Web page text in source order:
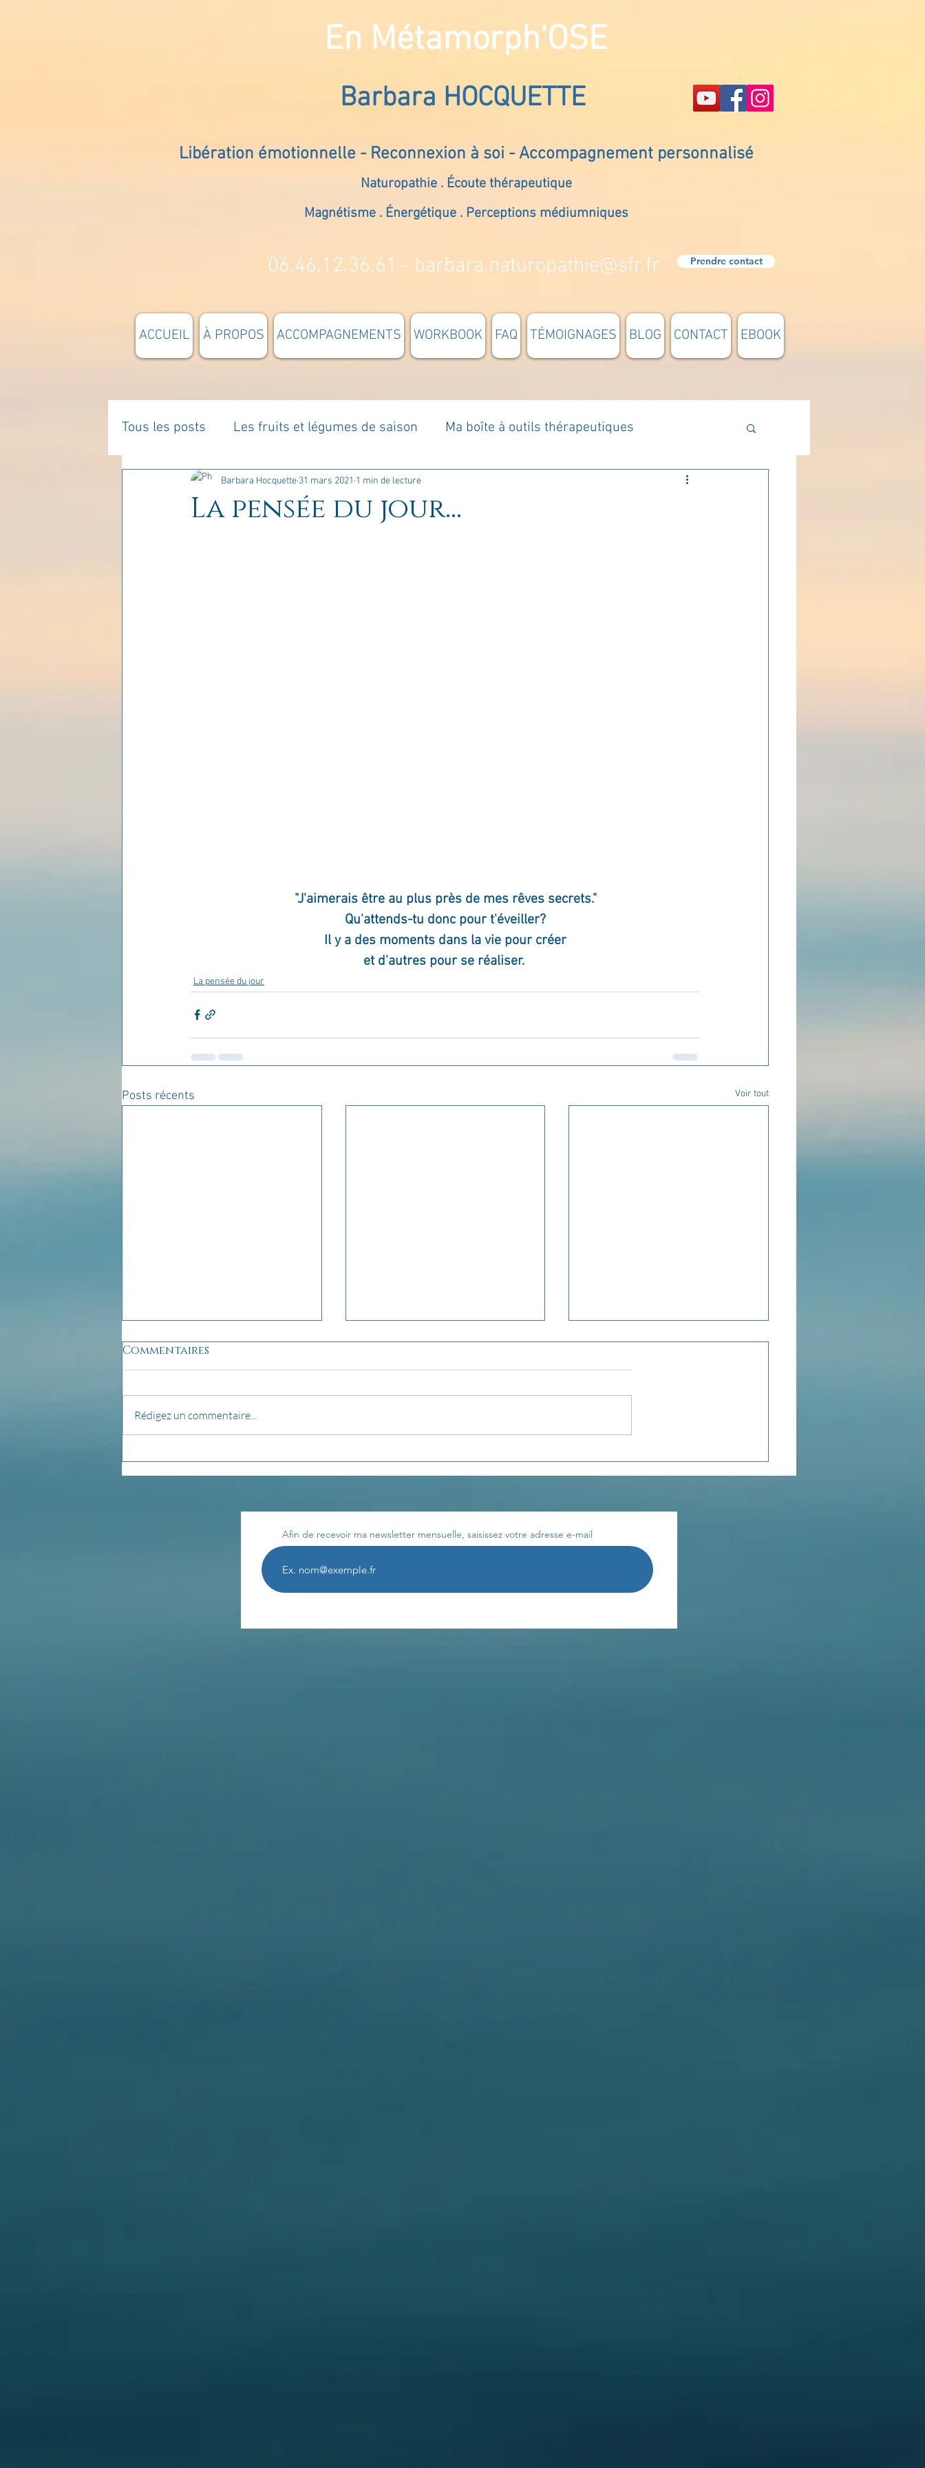
En Métamorph'OSE
Barbara HOCQUETTE
Libération émotionnelle - Reconnexion à soi - Accompagnement personnalisé
Naturopathie . Écoute thérapeutique
Magnétisme . Énergétique . Perceptions médiumniques
06.46.12.36.61 - barbara.naturopathie@sfr.fr Prendre contact
ACCUEIL À PROPOS ACCOMPAGNEMENTS WORKBOOK FAQ TÉMOIGNAGES BLOG CONTACT EBOOK
Tous les posts Les fruits et légumes de saison Ma boîte à outils thérapeutiques
La parentalité De vous à moi... Rome : voyage Méthodologie
La pensée du jour...
Barbara Hocquette 31 mars 2021 1 min de lecture
"J'aimerais être au plus près de mes rêves secrets."
Qu'attends-tu donc pour t'éveiller?
Il y a des moments dans la vie pour créer
et d'autres pour se réaliser.
La pensée du jour
Posts récents Voir tout
pensée du jour...
La pensée du jour... La pensée du jour...
Commentaires
Rédigez un commentaire...
Afin de recevoir ma newsletter mensuelle, saisissez votre adresse e-mail